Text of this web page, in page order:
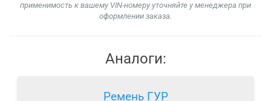
применимость к вашему VIN-номеру уточняйте у менеджера при
оформлении заказа.
Аналоги:
Ремень ГУР